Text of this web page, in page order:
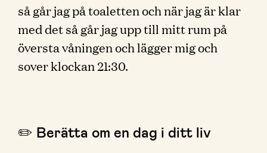
så går jag på toaletten och när jag är klar
med det så går jag upp till mitt rum på
översta våningen och lägger mig och
sover klockan 21:30.
✏️ Berätta om en dag i ditt liv